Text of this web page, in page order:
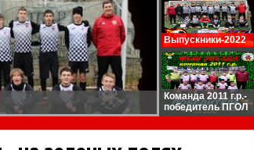
Выпускники-2022
Команда 2011 г.р.-
победитель ПГОЛ